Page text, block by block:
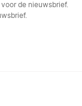
de nieuwsbrief.